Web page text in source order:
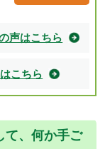
声はこちら
こちら
て、何か手ご